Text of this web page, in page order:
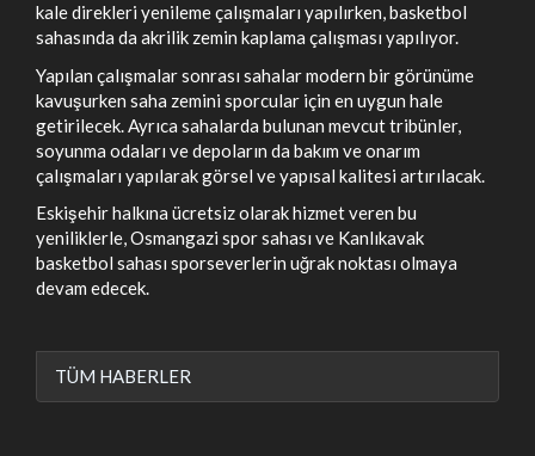
kale direkleri yenileme çalışmaları yapılırken, basketbol
sahasında da akrilik zemin kaplama çalışması yapılıyor.
Yapılan çalışmalar sonrası sahalar modern bir görünüme
kavuşurken saha zemini sporcular için en uygun hale
getirilecek. Ayrıca sahalarda bulunan mevcut tribünler,
soyunma odaları ve depoların da bakım ve onarım
çalışmaları yapılarak görsel ve yapısal kalitesi artırılacak.
Eskişehir halkına ücretsiz olarak hizmet veren bu
yeniliklerle, Osmangazi spor sahası ve Kanlıkavak
basketbol sahası sporseverlerin uğrak noktası olmaya
devam edecek.
TÜM HABERLER